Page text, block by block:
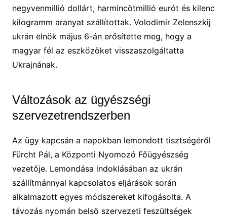
negyvenmillió dollárt, harmincötmillió eurót és kilenc
kilogramm aranyat szállítottak. Volodimir Zelenszkij
ukrán elnök május 6-án erősítette meg, hogy a
magyar fél az eszközöket visszaszolgáltatta
Ukrajnának.
Változások az ügyészségi
szervezetrendszerben
Az ügy kapcsán a napokban lemondott tisztségéről
Fürcht Pál, a Központi Nyomozó Főügyészség
vezetője. Lemondása indoklásában az ukrán
szállítmánnyal kapcsolatos eljárások során
alkalmazott egyes módszereket kifogásolta. A
távozás nyomán belső szervezeti feszültségek